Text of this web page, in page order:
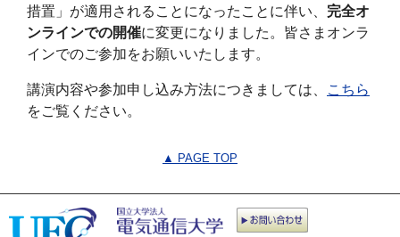
措置」が適用されることになったことに伴い、 完全オ
ンラインでの開催に変更になりました。皆さまオンラ
インでのご参加をお願いいたします。
講演内容や参加申し込み方法につきましては、
こちら
をご覧ください。
▲ PAGE TOP